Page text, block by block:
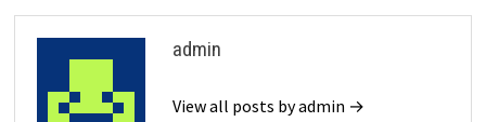
admin
View all posts by admin →